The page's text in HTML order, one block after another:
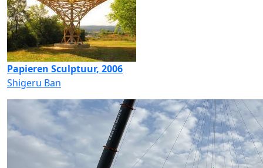
Papieren Sculptuur, 2006
Shigeru Ban